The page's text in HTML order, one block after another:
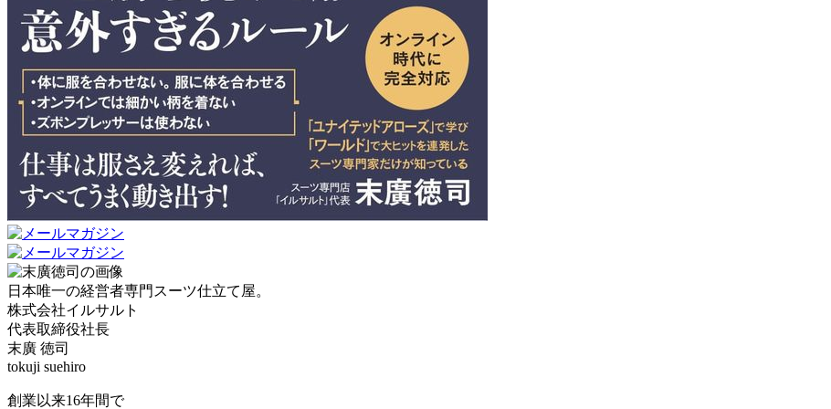
日本唯一の経営者専門スーツ仕立て屋。
株式会社イルサルト
代表取締役社長
末廣 徳司
tokuji suehiro
創業以来16年間で